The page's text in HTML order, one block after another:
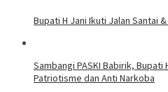
Bupati H Jani Ikuti Jalan Santai
Sambangi PASKI Babirik,
Patriotisme dan Anti Narkoba